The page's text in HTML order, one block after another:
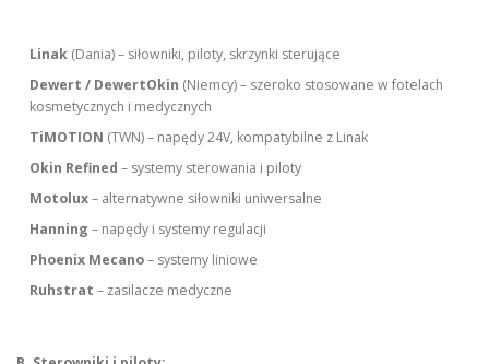
Linak (Dania) – siłowniki, piloty, skrzynki sterujące
Dewert / DewertOkin (Niemcy) – szeroko stosowane w fotelach
kosmetycznych i medycznych
TiMOTION (TWN) – napędy 24V, kompatybilne z Linak
Okin Refined – systemy sterowania i piloty
Motolux– alternatywne siłowniki uniwersalne
Hanning – napędy i systemy regulacji
Phoenix Mecano– systemy liniowe
Ruhstrat – zasilacze medyczne